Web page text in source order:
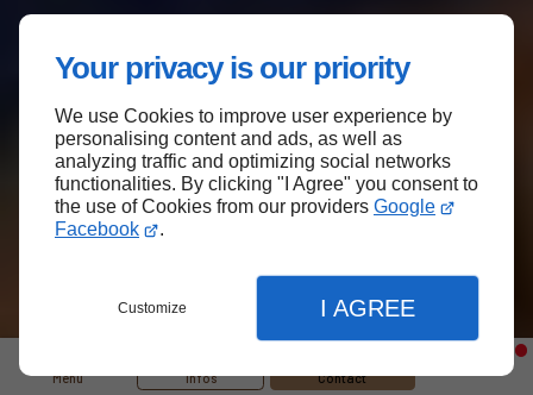
Your privacy is our priority
We use Cookies to improve user experience by
personalising content and ads, as well as
analyzing traffic and optimizing social networks
functionalities. By clicking "I Agree" you consent to
the use of Cookies from our providers Google
Facebook
.
Customize I AGREE
Menu Infos Contact